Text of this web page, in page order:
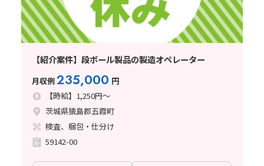
【紹介案件】段ボール製品の製造オペレーター
月収例235,000 円
【時給】1,250円～
茨城県猿島郡五霞町
検査、梱包・仕分け
59142-00